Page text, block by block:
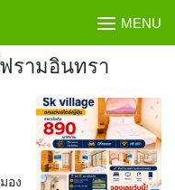
MENU
รามอินทรา
อง